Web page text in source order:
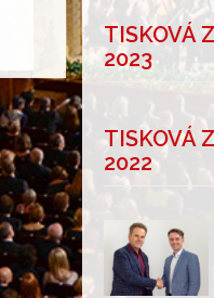
TISKOVÁ
2023
TISKOVÁ
2022